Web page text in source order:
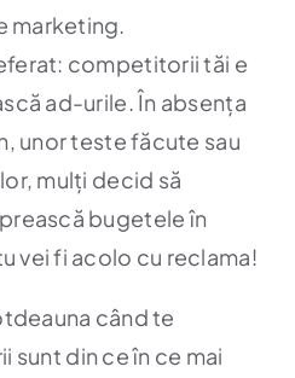
marketing.
competitorii tăi e
ad-urile. În absența
unor teste făcute sau
mulți decid să
bugetele în
vei fi acolo cu reclama!
când te
sunt din ce în ce mai